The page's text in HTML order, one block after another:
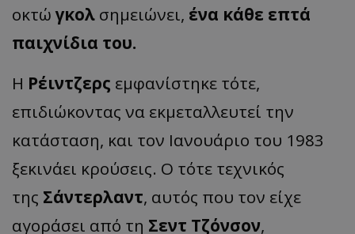
οκτώ γκολ σημειώνει, ένα κάθε επτά
παιχνίδια του.
Η Ρέιντζερς εμφανίστηκε τότε,
επιδιώκοντας να εκμεταλλευτεί την
κατάσταση, και τον Ιανουάριο του 1983
ξεκινάει κρούσεις. Ο τότε τεχνικός
της Σάντερλαντ, αυτός που τον είχε
αγοράσει από τη Σεντ Τζόνσον,